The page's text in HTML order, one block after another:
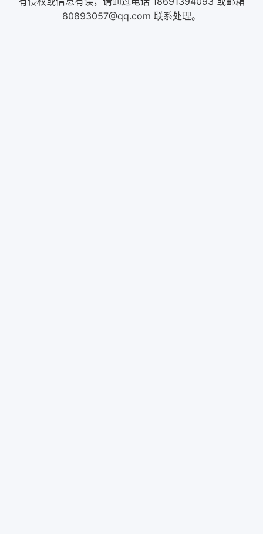
80893057@qq.com 联系处理。